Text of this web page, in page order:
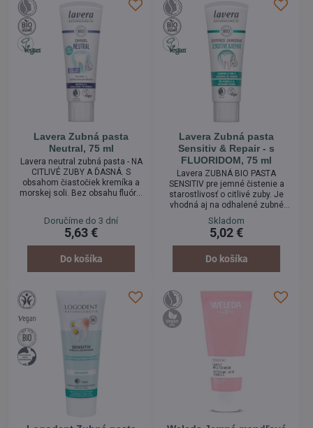
ochrany detskej pokožky. Je
určené...
Lavera Zubná pasta
Neutral, 75 ml
Lavera neutral zubná pasta - NA
CITLIVÉ ZUBY A ĎASNÁ. S
obsahom čiastočiek kremíka a
morskej soli. Bez obsahu fluóru.
zubný povlak, bez toho, aby pri
tom poškodila citlivú ústnu
mikroflóru. Obsahuje morskú soľ
a hojivé bylinné výťažky, vďaka
Doručíme do 3 dní
5,63 €
Do košíka
Lavera Zubná pasta
Sensitiv & Repair - s
FLUORIDOM, 75 ml
Lavera ZUBNÁ BIO PASTA
SENSITIV pre jemné čistenie a
starostlivosť o citlivé zuby. Je
vhodná aj na odhalené zubné
kŕčky. Harmanček upokojuje,
chráni ústnu mikroflóru a
posilňuje ďasná. Fluorid sodný
poskytuje efektívnu ochranu voči
zubnému kazu a spevňuje zubnú
Skladom
5,02 €
Do košíka